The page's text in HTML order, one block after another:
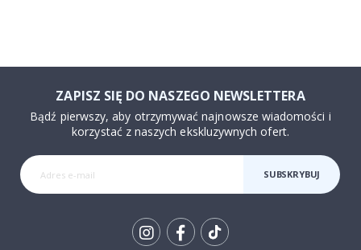
ZAPISZ SIĘ DO NASZEGO NEWSLETTERA
Bądź pierwszy, aby otrzymywać najnowsze wiadomości i
korzystać z naszych ekskluzywnych ofert.
SUBSKRYBUJ